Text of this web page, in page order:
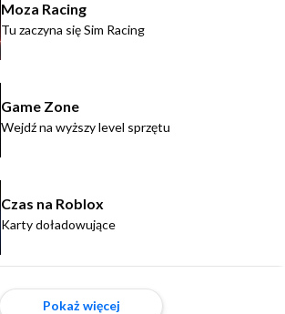
Moza Racing
Tu zaczyna się Sim Racing
Game Zone
Wejdź na wyższy level sprzętu
Czas na Roblox
Karty doładowujące
Pokaż więcej